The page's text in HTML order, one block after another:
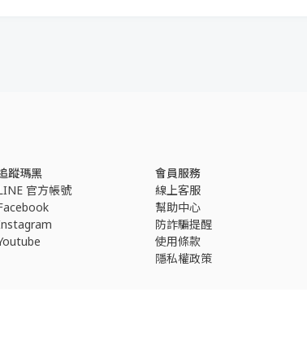
蹤瑪黑
官方帳號
會員服務
線上客服
幫助中心
防詐騙提醒
使用條款
隱私權政策